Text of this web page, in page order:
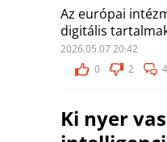
Az európai
digitális
2026.05.07 20:42
0
2 4
Ki nyer